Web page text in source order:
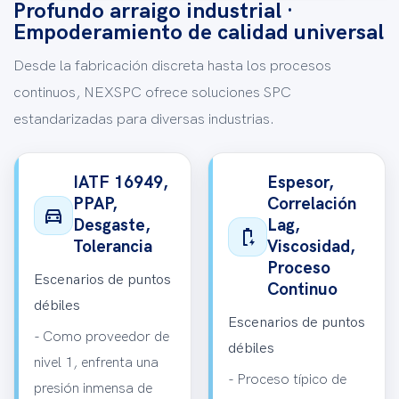
Profundo arraigo industrial ·
Empoderamiento de calidad universal
Desde la fabricación discreta hasta los procesos
continuos, NEXSPC ofrece soluciones SPC
estandarizadas para diversas industrias.
directions_car
IATF 16949,
PPAP,
Desgaste,
Tolerancia
Escenarios de puntos
débiles
- Como proveedor de
nivel 1, enfrenta una
presión inmensa de
battery_charging_full
Espesor,
Correlación
Lag,
Viscosidad,
Proceso
Continuo
Escenarios de puntos
débiles
- Proceso típico de